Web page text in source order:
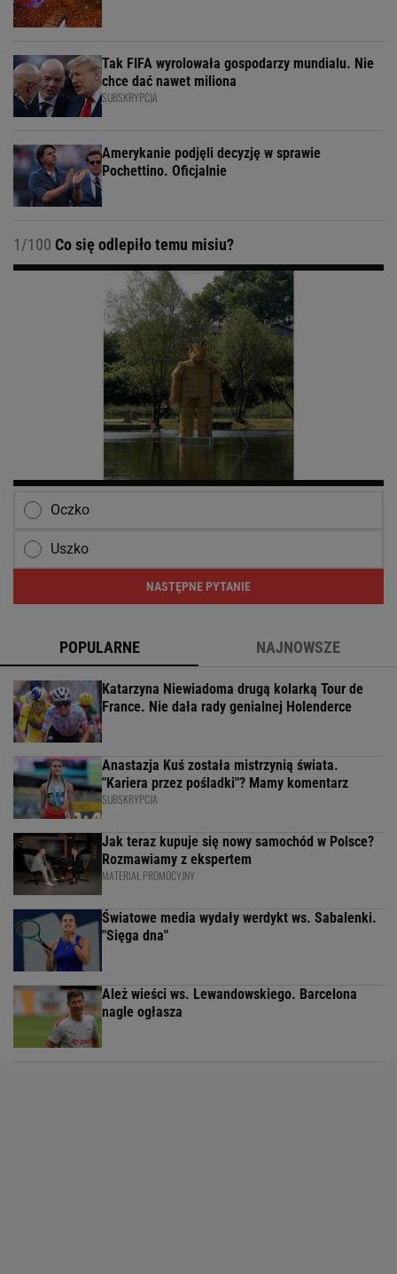
Tak FIFA wyrolowała gospodarzy mundialu. Nie
chce dać nawet miliona
SUBSKRYPCJA
Amerykanie podjęli decyzję w sprawie
Pochettino. Oficjalnie
1/100 Co się odlepiło temu misiu?
Oczko
Uszko
NASTĘPNE PYTANIE
POPULARNE NAJNOWSZE
Katarzyna Niewiadoma drugą kolarką Tour de
France. Nie dała rady genialnej Holenderce
Anastazja Kuś została mistrzynią świata.
"Kariera przez pośladki"? Mamy komentarz
SUBSKRYPCJA
Jak teraz kupuje się nowy samochód w Polsce?
Rozmawiamy z ekspertem
MATERIAŁ PROMOCYJNY
Światowe media wydały werdykt ws. Sabalenki.
"Sięga dna"
Ależ wieści ws. Lewandowskiego. Barcelona
nagle ogłasza